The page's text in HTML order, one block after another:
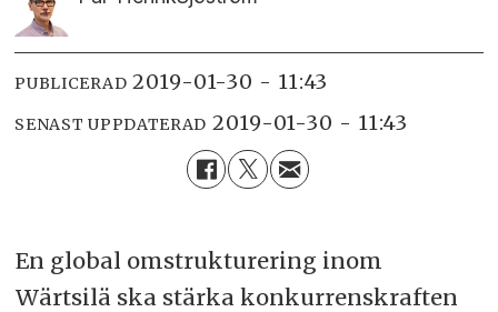
PUBLICERAD 2019-01-30 - 11:43
SENAST UPPDATERAD 2019-01-30 - 11:43
En global omstrukturering inom
Wärtsilä ska stärka konkurrenskraften